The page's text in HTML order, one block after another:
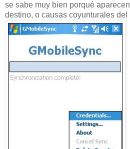
se sabe muy bien porqué
destino, o causas coyunturales del